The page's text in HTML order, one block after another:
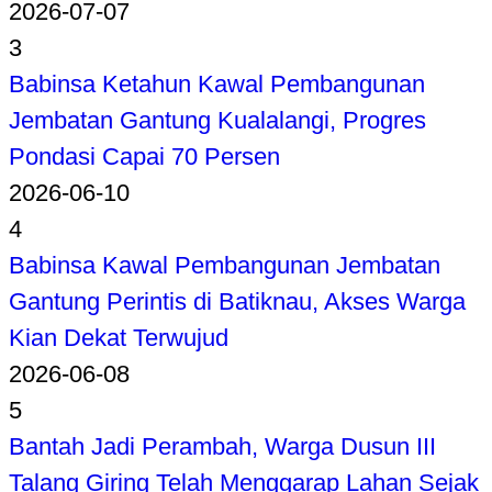
2026-07-07
3
Babinsa Ketahun Kawal Pembangunan
Jembatan Gantung Kualalangi, Progres
Pondasi Capai 70 Persen
2026-06-10
4
Babinsa Kawal Pembangunan Jembatan
Gantung Perintis di Batiknau, Akses Warga
Kian Dekat Terwujud
2026-06-08
5
Bantah Jadi Perambah, Warga Dusun III
Talang Giring Telah Menggarap Lahan Sejak